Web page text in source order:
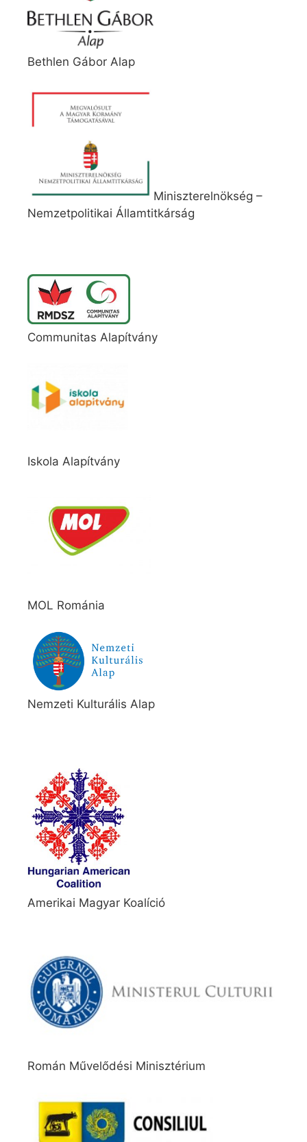
Bethlen Gábor Alap
Miniszterelnökség –
Nemzetpolitikai Államtitkárság
Communitas Alapítvány
Iskola Alapítvány
MOL Románia
Nemzeti Kulturális Alap
Amerikai Magyar Koalíció
Román Művelődési Minisztérium